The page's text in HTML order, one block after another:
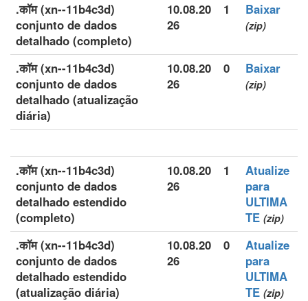
.कॉम (xn--11b4c3d)
conjunto de dados
detalhado (completo)
10.08.20
26
1 Baixar
(zip)
.कॉम (xn--11b4c3d)
conjunto de dados
detalhado (atualização
diária)
10.08.20
26
0 Baixar
(zip)
.कॉम (xn--11b4c3d)
conjunto de dados
detalhado estendido
(completo)
10.08.20
26
1
Atualize
para
ULTIMA
TE (zip)
.कॉम (xn--11b4c3d)
conjunto de dados
detalhado estendido
(atualização diária)
10.08.20
26
0
Atualize
para
ULTIMA
TE (zip)